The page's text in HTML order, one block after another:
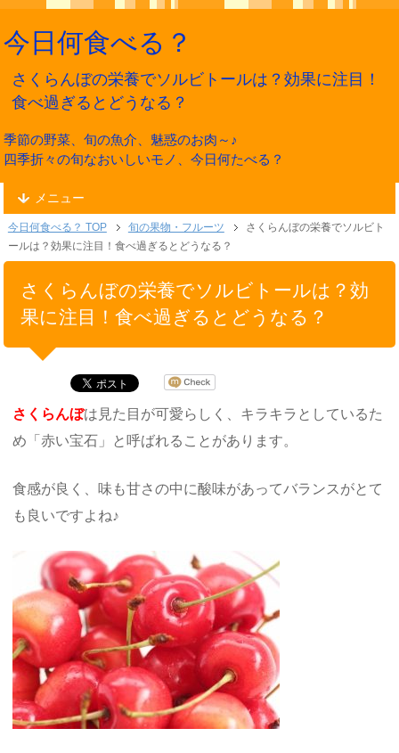
今日何食べる？
さくらんぼの栄養でソルビトールは？効果に注目！
食べ過ぎるとどうなる？
季節の野菜、旬の魚介、魅惑のお肉～♪
四季折々の旬なおいしいモノ、今日何たべる？
メニュー
今日何食べる？ TOP 旬の果物・フルーツ
さくらんぼの栄養でソルビト
ールは？効果に注目！食べ過ぎるとどうなる？
さくらんぼの栄養でソルビトールは？効
果に注目！食べ過ぎるとどうなる？
さくらんぼは見た目が可愛らしく、キラキラとしているた
め「赤い宝石」と呼ばれることがあります。
食感が良く、味も甘さの中に酸味があってバランスがとて
も良いですよね♪